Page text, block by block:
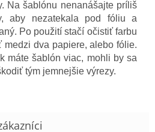
Na šablónu nenanášajte príliš
aby nezatekala pod fóliu a
Po použití stačí očistiť farbu
dva papiere, alebo fólie.
máte šablón viac, mohli by sa
tým jemnejšie výrezy.